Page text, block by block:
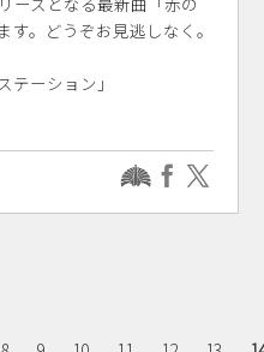
。どうぞお見逃しなく。
ーション」